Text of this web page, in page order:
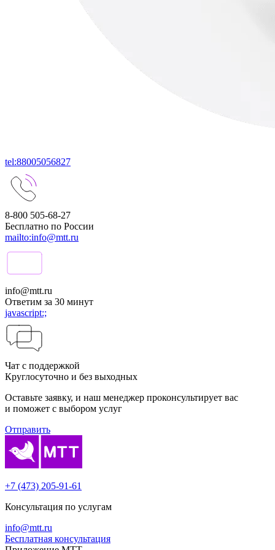
tel:88005056827
8-800 505-68-27
Бесплатно по России
mailto:info@mtt.ru
info@mtt.ru
Ответим за 30 минут
javascript:;
Чат с поддержкой
Круглосуточно и без выходных
Оставьте заявку, и наш менеджер проконсуль­тирует вас
и поможет с выбором услуг
Отправить
+7 (473) 205-91-61
Консультация по услугам
info@mtt.ru
Бесплатная консультация